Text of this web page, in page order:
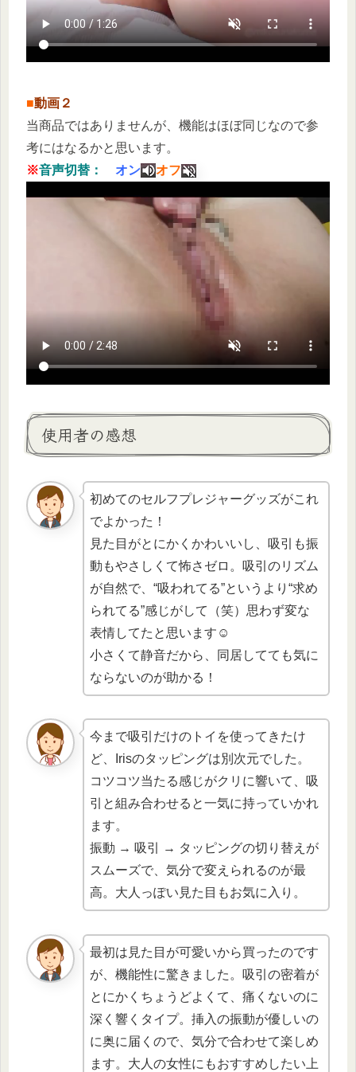
■動画２
当商品ではありませんが、機能はほぼ同じなので参
考にはなるかと思います。
※音声切替： オン オフ
使用者の感想
初めてのセルフプレジャーグッズがこれ
でよかった！
見た目がとにかくかわいいし、吸引も振
動もやさしくて怖さゼロ。吸引のリズム
が自然で、“吸われてる”というより“求め
られてる”感じがして（笑）思わず変な
表情してたと思います☺️
小さくて静音だから、同居してても気に
ならないのが助かる！
今まで吸引だけのトイを使ってきたけ
ど、Irisのタッピングは別次元でした。
コツコツ当たる感じがクリに響いて、吸
引と組み合わせると一気に持っていかれ
ます。
振動 → 吸引 → タッピングの切り替えが
スムーズで、気分で変えられるのが最
高。大人っぽい見た目もお気に入り。
最初は見た目が可愛いから買ったのです
が、機能性に驚きました。吸引の密着が
とにかくちょうどよくて、痛くないのに
深く響くタイプ。挿入の振動が優しいの
に奥に届くので、気分で合わせて楽しめ
ます。大人の女性にもおすすめしたい上